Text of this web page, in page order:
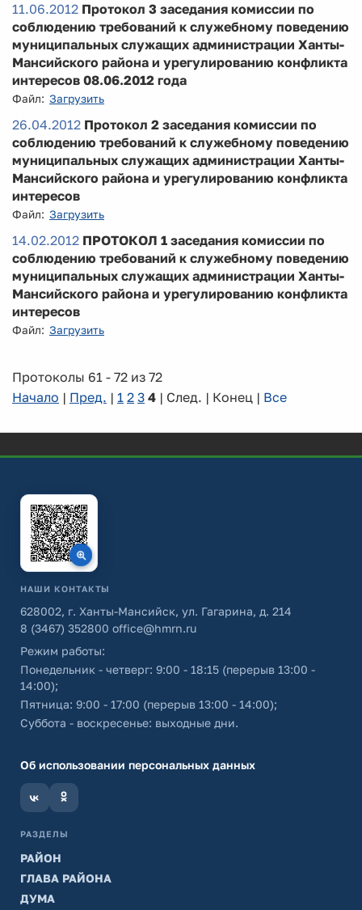
11.06.2012 Протокол 3 заседания комиссии по
соблюдению требований к служебному поведению
муниципальных служащих администрации Ханты-
Мансийского района и урегулированию конфликта
интересов 08.06.2012 года
Файл: Загрузить
26.04.2012 Протокол 2 заседания комиссии по
соблюдению требований к служебному поведению
муниципальных служащих администрации Ханты-
Мансийского района и урегулированию конфликта
интересов
Файл: Загрузить
14.02.2012 ПРОТОКОЛ 1 заседания комиссии по
соблюдению требований к служебному поведению
муниципальных служащих администрации Ханты-
Мансийского района и урегулированию конфликта
интересов
Файл: Загрузить
Протоколы 61 - 72 из 72
Начало | Пред. | 1 2 3 4 | След. | Конец | Все
НАШИ КОНТАКТЫ
628002, г. Ханты-Мансийск, ул. Гагарина, д. 214
8 (3467) 352800 office@hmrn.ru
Режим работы:
Понедельник - четверг: 9:00 - 18:15 (перерыв 13:00 -
14:00);
Пятница: 9:00 - 17:00 (перерыв 13:00 - 14:00);
Суббота - воскресенье: выходные дни.
Об использовании персональных данных
РАЗДЕЛЫ
РАЙОН
ГЛАВА РАЙОНА
ДУМА